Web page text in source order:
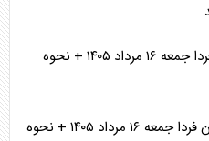
جدول قطعی برق استان تهران فردا جمعه ۱۶ مرداد ۱۴۰۵ + نحوه
جدول قطعی برق استان مازندران فردا جمعه ۱۶ مرداد ۱۴۰۵ + نحوه